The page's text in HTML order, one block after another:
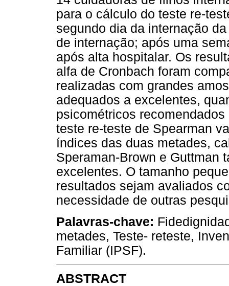
para o cálculo do teste re-
segundo dia da internação
de internação; após uma
após alta hospitalar. Os
alfa de Cronbach foram
realizadas com grandes
adequados a excelentes,
psicométricos
teste re-teste de Spearman
índices das duas metades,
Speraman-Brown e Guttman
excelentes. O tamanho
resultados sejam avaliados
necessidade de outras
Palavras-chave:
metades, Teste- reteste,
Familiar (IPSF).
ABSTRACT